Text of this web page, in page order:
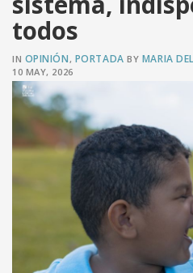
VER
todos
IN OPINIÓN, PORTADA BY MARIA
10 MAY, 2026